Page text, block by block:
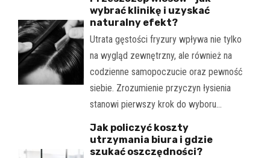
wybrać klinikę i uzyskać
naturalny efekt?
Utrata gęstości fryzury wpływa nie tylko
na wygląd zewnętrzny, ale również na
codzienne samopoczucie oraz pewność
siebie. Zrozumienie przyczyn łysienia
stanowi pierwszy krok do wyboru…
Jak policzyć koszty
utrzymania biura i gdzie
szukać oszczędności?